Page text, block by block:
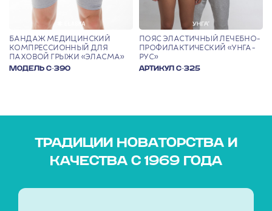
БАНДАЖ МЕДИЦИНСКИЙ
КОМПРЕССИОННЫЙ ДЛЯ
ПАХОВОЙ ГРЫЖИ «ЭЛАСМА»
МОДЕЛЬ С-390
ПОЯС ЭЛАСТИЧНЫЙ ЛЕЧЕБНО-
ПРОФИЛАКТИЧЕСКИЙ «УНГА-
РУС»
АРТИКУЛ С-325
ТРАДИЦИИ НОВАТОРСТВА И
КАЧЕСТВА С 1969 ГОДА